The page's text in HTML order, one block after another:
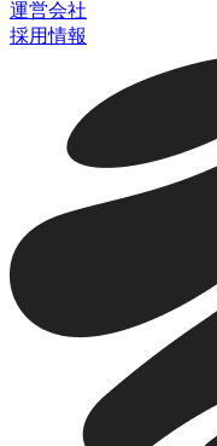
運営会社
採用情報